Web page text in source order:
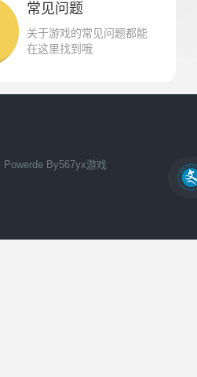
常见问题
关于游戏的常见问题都能
在这里找到哦
By567yx游戏